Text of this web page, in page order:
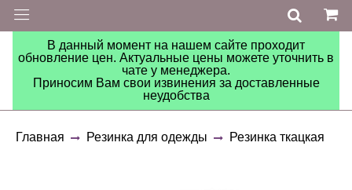
В данный момент на нашем сайте проходит
обновление цен. Актуальные цены можете уточнить в
чате у менеджера.
Приносим Вам свои извинения за доставленные
неудобства
Главная Резинка для одежды Резинка ткацкая